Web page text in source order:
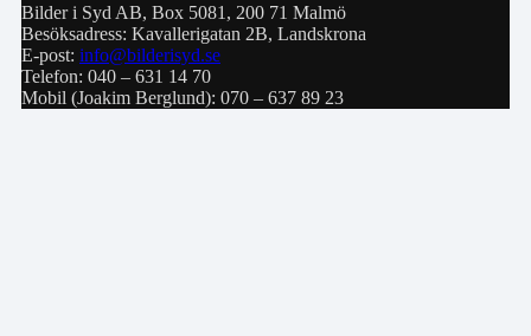
Bilder i Syd AB, Box 5081, 200 71 Malmö
Besöksadress: Kavallerigatan 2B, Landskrona
E-post: info@bilderisyd.se
Telefon: 040 – 631 14 70
Mobil (Joakim Berglund): 070 – 637 89 23